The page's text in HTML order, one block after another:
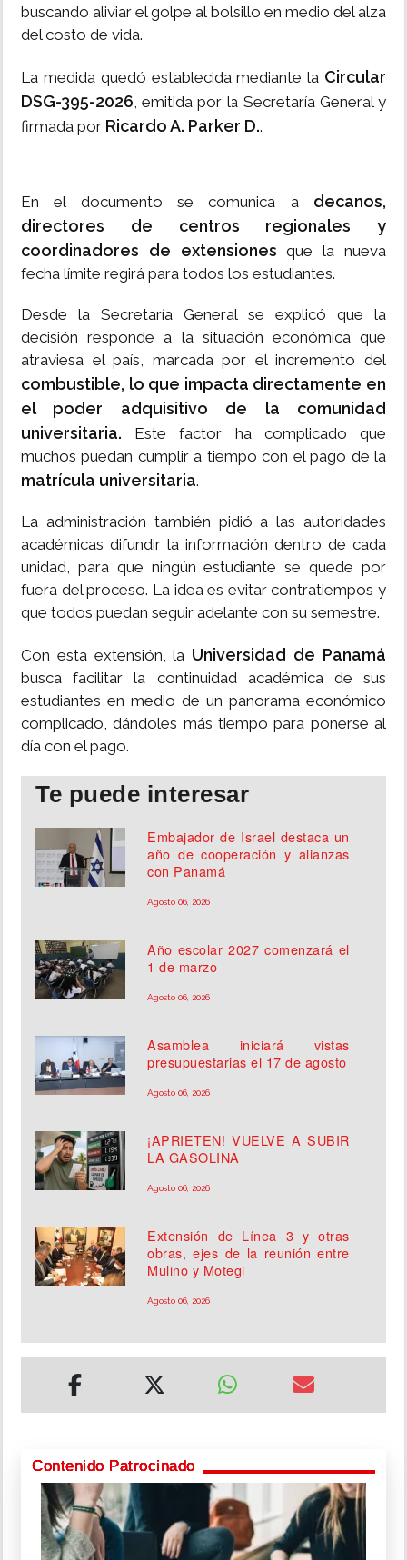
buscando aliviar el golpe al bolsillo en medio del alza
del costo de vida.
La medida quedó establecida mediante la Circular
DSG-395-2026, emitida por la Secretaría General y
firmada por Ricardo A. Parker D..
En el documento se comunica a decanos,
directores de centros regionales y
coordinadores de extensiones que la nueva
fecha límite regirá para todos los estudiantes.
Desde la Secretaría General se explicó que la
decisión responde a la situación económica que
atraviesa el país, marcada por el incremento del
combustible, lo que impacta directamente en
el poder adquisitivo de la comunidad
universitaria. Este factor ha complicado que
muchos puedan cumplir a tiempo con el pago de la
matrícula universitaria.
La administración también pidió a las autoridades
académicas difundir la información dentro de cada
unidad, para que ningún estudiante se quede por
fuera del proceso. La idea es evitar contratiempos y
que todos puedan seguir adelante con su semestre.
Con esta extensión, la Universidad de Panamá
busca facilitar la continuidad académica de sus
estudiantes en medio de un panorama económico
complicado, dándoles más tiempo para ponerse al
día con el pago.
Te puede interesar
Embajador de Israel destaca un
año de cooperación y alianzas
con Panamá
Agosto 06, 2026
Año escolar 2027 comenzará el
1 de marzo
Agosto 06, 2026
Asamblea iniciará vistas
presupuestarias el 17 de agosto
Agosto 06, 2026
¡APRIETEN! VUELVE A SUBIR
LA GASOLINA
Agosto 06, 2026
Extensión de Línea 3 y otras
obras, ejes de la reunión entre
Mulino y Motegi
Agosto 06, 2026
Contenido Patrocinado